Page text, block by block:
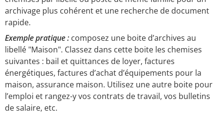
archivage plus cohérent et une recherche de document
rapide.
Exemple pratique : composez une boite d’archives au
libellé "Maison". Classez dans cette boite les chemises
suivantes : bail et quittances de loyer, factures
énergétiques, factures d’achat d’équipements pour la
maison, assurance maison. Utilisez une autre boite pour
l’emploi et rangez-y vos contrats de travail, vos bulletins
de salaire, etc.